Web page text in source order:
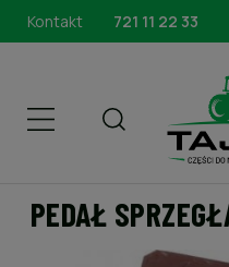
Kontakt 721 11 22 33
PEDAŁ